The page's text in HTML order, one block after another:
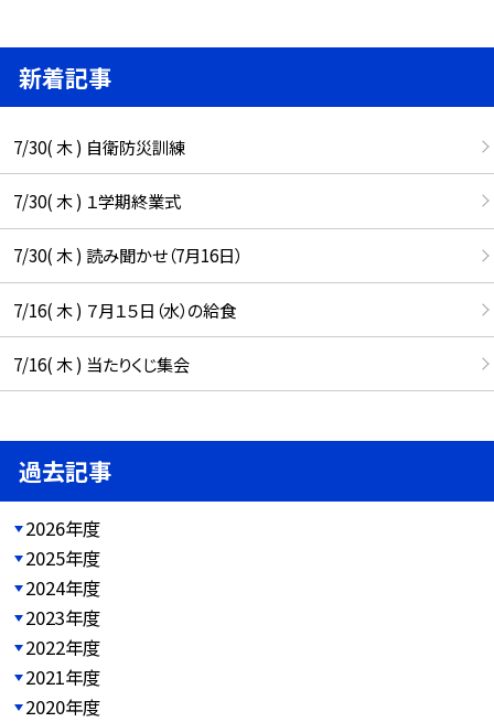
新着記事
7/30( 木 ) 自衛防災訓練
7/30( 木 ) １学期終業式
7/30( 木 ) 読み聞かせ（7月16日）
7/16( 木 ) ７月１５日（水）の給食
7/16( 木 ) 当たりくじ集会
過去記事
2026年度
2025年度
2024年度
2023年度
2022年度
2021年度
2020年度